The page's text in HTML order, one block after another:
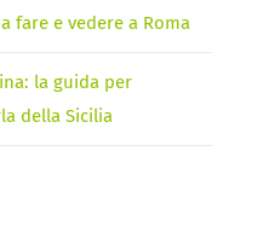
fare e vedere a Roma
la guida per
della Sicilia